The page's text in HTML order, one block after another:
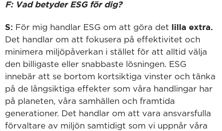
F: Vad betyder ESG för dig?
S: För mig handlar ESG om att göra det lilla extra.
Det handlar om att fokusera på effektivitet och
minimera miljöpåverkan i stället för att alltid välja
den billigaste eller snabbaste lösningen. ESG
innebär att se bortom kortsiktiga vinster och tänka
på de långsiktiga effekter som våra handlingar har
på planeten, våra samhällen och framtida
generationer. Det handlar om att vara ansvarsfulla
förvaltare av miljön samtidigt som vi uppnår våra